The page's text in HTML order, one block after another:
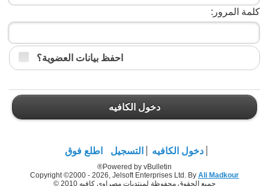
كلمة المرور:
احفظ بيانات العضوية؟
دخول الكافيه
دخول الكافيه التسجيل اطلع فوق
Powered by vBulletin®
Copyright ©2000 - 2026, Jelsoft Enterprises Ltd. By Ali Madkour
جميع الحقوق محفوظة لمنتديات مصراوي كافيه 2010 ©